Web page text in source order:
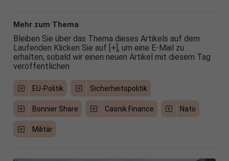
Mehr zum Thema
Bleiben Sie über das Thema dieses Artikels auf dem
Laufenden Klicken Sie auf [+], um eine E-Mail zu
erhalten, sobald wir einen neuen Artikel mit diesem Tag
veröffentlichen
EU-Politik Sicherheitspolitik
Bonnier Share Casnik Finance Nato
Militär